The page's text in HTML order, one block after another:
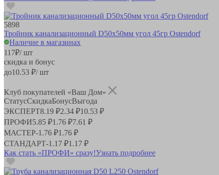
5898
Тройник канализационный D50х50мм угол 45гр Ostendorf
Наличие в магазинах
117₽/ шт
скидка и бонус
до10.53 ₽/ шт
Клуб покупателей «Ваш Дом»
СтатусСкидкаБонусВыгода
ЭКСПЕРТ8.19 ₽2.34 ₽10.53 ₽
ПРОФИ5.85 ₽1.76 ₽7.61 ₽
МАСТЕР-1.76 ₽1.76 ₽
СТАНДАРТ-1.17 ₽1.17 ₽
Как стать «ПРОФИ» сразу!Узнать подробнее